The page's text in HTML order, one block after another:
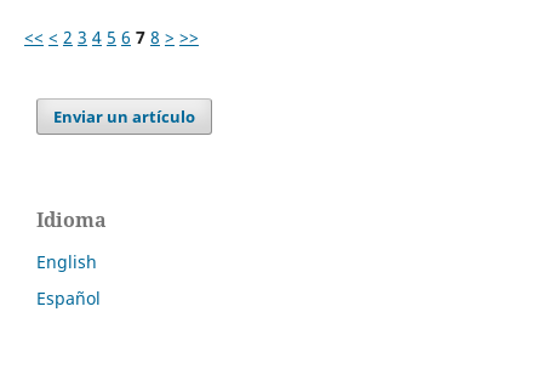
<< < 2 3 4 5 6 7 8 > >>
Enviar un artículo
Idioma
English
Español